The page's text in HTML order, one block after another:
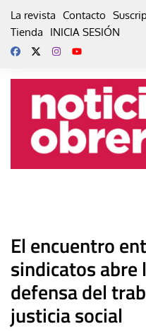
La revista Contacto
Tienda
INICIA SESIÓN
El encuentro
sindicatos abre
defensa del
justicia social